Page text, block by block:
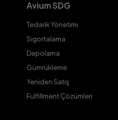
Avium SDG
Tedarik Yönetimi
Sigortalama
Depolama
Gümrükleme
Yeniden Satış
Fulfillment Çözümleri